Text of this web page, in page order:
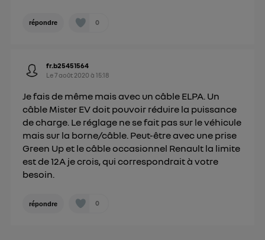
répondre 0
fr.b25451564
Le7 août 2020 à15:18
Je fais de même mais avec un câble ELPA. Un
câble Mister EV doit pouvoir réduire la puissance
de charge. Le réglage ne se fait pas sur le véhicule
mais sur la borne/câble. Peut-être avec une prise
Green Up et le câble occasionnel Renault la limite
est de 12A je crois, qui correspondrait à votre
besoin.
répondre 0